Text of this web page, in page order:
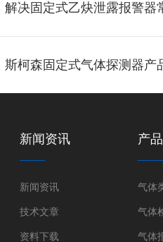
解决固定式乙炔泄露报警器
斯柯森固定式气体探测器产
新闻资讯
新闻资讯
技术文章
资料下载
产
气体
气体
气体